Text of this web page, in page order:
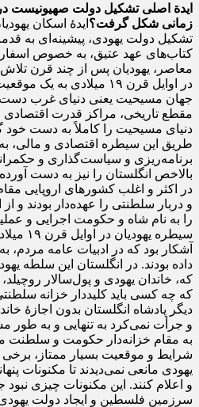
ایدة اصلی تشکیل دولت صهیونیست
زمانی شکل گرفت؟ ایدۀ اسکان
تشکیل دولت یهودی، پیشینه‌ای به
کتاب‌های عهد عتیق، به خصوص اسفار
معاصر، یهودیان پس از چند قرن تلاش
در اوایل قرن ۱۹ میلادی
جهان مسیحیت یعنی دنیای غرب دست
مقطع تاریخی، مراکز قدرت اقتصادی
دنیای مسیحیت را کاملاً به دست خود
طریق این سیطره اقتصادی و مالی،
برنامه‌ریزی و سیاست‌گذاری و
بالاخص انگلستان را نیز به دست
در اکثر و اغلب کشور‌های اروپایی
و دربار سلطنتی را عهده‌دار بودند و
را به نام شاه و حکومت اجرایی و
سیطره
آشکار بود که در ادبیات عامه
داده بودند. در انگلستان این سلطه
که، خاندان یهودی و پول‌سالار
که چه کسی باید کلیددار خزانه
دیگر پادشاه انگلستان بدون اجازۀ
و جرأت نمی‌کرد به تنهایی و به طور
به مقام خزانه‌دار حکومت و سلطنت
شرایط و موقعیت بسیار ممتاز، برخی
یهودی مانعی نمی‌دیدند تا مکنونات
و اعلام کنند. این مکنونات چیزی نبود
سرزمین فلسطین و ایجاد دولت